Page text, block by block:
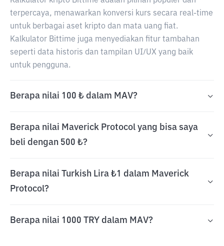
terpercaya, menawarkan konversi kurs secara real-time
untuk berbagai aset kripto dan mata uang fiat.
Kalkulator Bittime juga menyediakan fitur tambahan
seperti data historis dan tampilan UI/UX yang baik
untuk pengguna.
Berapa nilai 100 ₺ dalam MAV?
Berapa nilai Maverick Protocol yang bisa saya
beli dengan 500 ₺?
Berapa nilai Turkish Lira ₺1 dalam Maverick
Protocol?
Berapa nilai 1000 TRY dalam MAV?